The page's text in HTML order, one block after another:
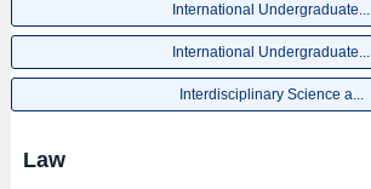
International Undergraduate...
International Undergraduate...
Interdisciplinary Science a...
Law